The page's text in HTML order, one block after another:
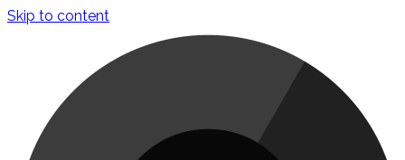
Skip to content